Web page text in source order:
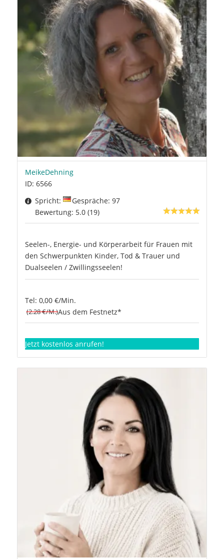
MeikeDehning
ID: 6566
Spricht:
Gespräche: 97
Bewertung: 5.0 (19)
Seelen-, Energie- und Körperarbeit für Frauen mit
den Schwerpunkten Kinder, Tod & Trauer und
Dualseelen / Zwillingsseelen!
Tel: 0,00 €/Min.
(2.28 €/M.)Aus dem Festnetz*
Jetzt kostenlos anrufen!